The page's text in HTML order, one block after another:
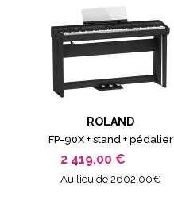
ROLAND
FP-90X + stand + pédalier
2 419,00 €
Au lieu de 2602.00€